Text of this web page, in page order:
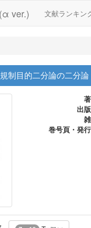
ver.) 文献ランキン
規制目的二分論の二分論
出
巻号頁・発